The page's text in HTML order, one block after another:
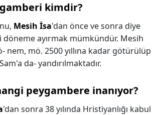
kimdir?
Mesih İsa'dan önce ve sonra diye
ayırmak mümkündür. Mesih
nem, mö. 2500 yıllına kadar götürülüp
da- yandırılmaktadır.
peygambere inanıyor?
'dan sonra 38 yılında Hristiyanlığı kabul